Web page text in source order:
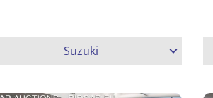
Suzuki